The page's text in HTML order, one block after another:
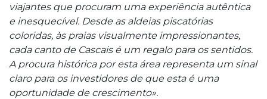
viajantes que procuram uma experiência autêntica
e inesquecível. Desde as aldeias piscatórias
coloridas, às praias visualmente impressionantes,
cada canto de Cascais é um regalo para os sentidos.
A procura histórica por esta área representa um sinal
claro para os investidores de que esta é uma
oportunidade de crescimento».